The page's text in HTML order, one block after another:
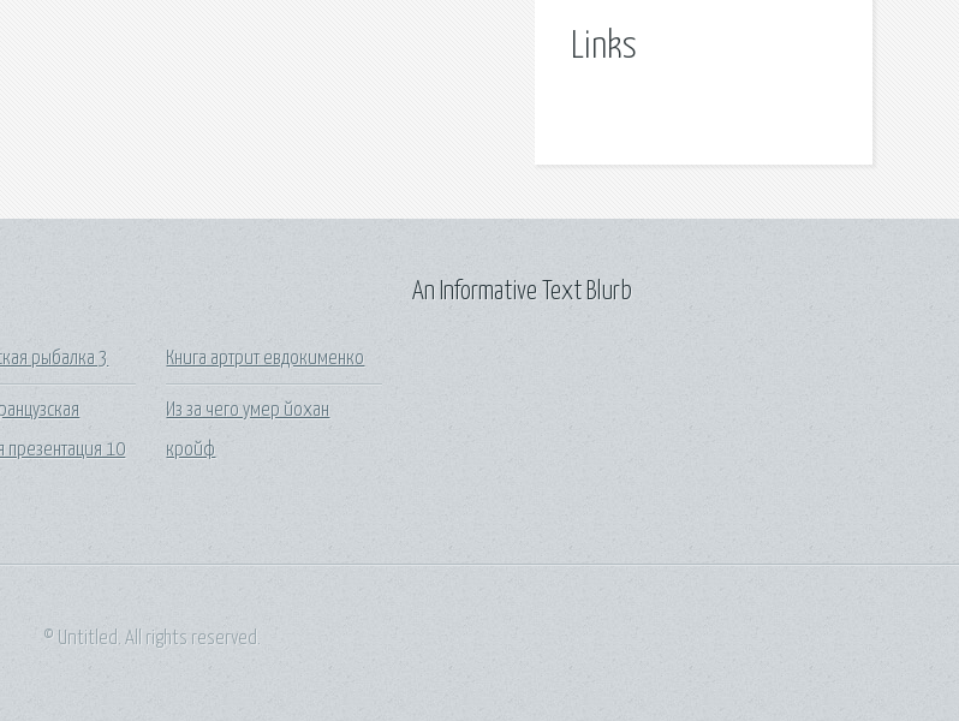
Links
рыбалка 3
презентация 10
Книга артрит евдокименко
Из за чего умер йохан
кройф
An Informative Text Blurb
© Untitled. All rights reserved.